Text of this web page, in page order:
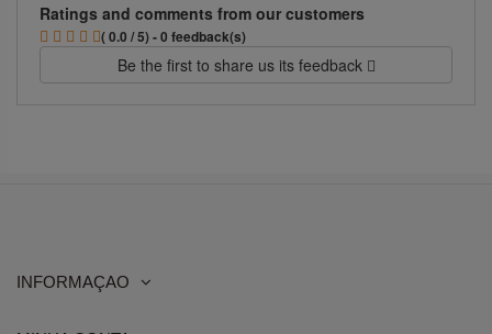
Ratings and comments from our customers
( 0.0 / 5) - 0 feedback(s)
Be the first to share us its feedback
INFORMAÇAO